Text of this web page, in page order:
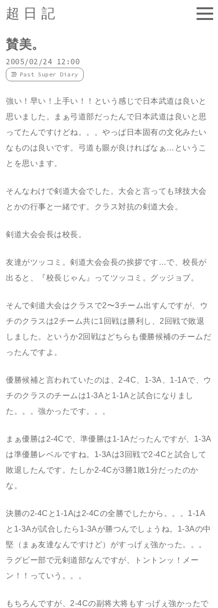
超日記
賛美。
2005/02/24 12:00
Past Super Diary
強い！早い！上手い！！という感じで日本武道は良いと
思いました。まぁ弓道部だったんで日本武道は良いと思
ってたんですけどね。。。やっぱ日本固有の文化みたい
なものは良いです。弓道も眼が良ければなぁ…というこ
とを思います。
そんなわけで剣道大会でした。大会と言っても球技大会
とかの行事と一緒です。クラス対抗の剣道大会。
剣道大会会長は校長。
友達がツッコミ。剣道大会会長の挨拶です…で、校長が
出ると、『校長じゃん』ってツッコミ。グッジョブ。
そんで剣道大会はクラスで2〜3チーム出すんですが、ウ
チのクラスは2チーム共に1回戦は勝利し、2回戦で敗退
しました。というか2回戦はどちらも優勝候補のチームだ
ったんですよ。
優勝候補と言われていたのは、2-4C、1-3A、1-1Aで、ウ
チのクラスのチームは1-3Aと1-1Aと試合になりまし
た。。。強かったです。。。
まぁ優勝は2-4Cで、準優勝は1-1Aだったんですが、1-3A
は準優勝レベルですね。1-3Aは3回戦で2-4Cと試合して
敗退したんです。たしか2-4Cが3勝1敗1分だったのか
な。
決勝の2-4Cと1-1Aは2-4Cの全勝でしたから。。。1-1A
と1-3Aが試合したら1-3Aが勝つんでしょうね。1-3Aの中
堅（まぁ友達なんですけど）がすっげぇ強かった。。。
ラグビー部で元剣道部なんですが、トントンッ！メー
ン！！っていう。。。
もちろんですが、2-4Cの副将大将もすっげぇ強かったで